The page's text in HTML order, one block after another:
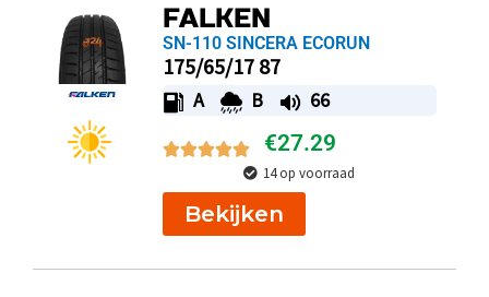
FALKEN
SN-110 SINCERA ECORUN
175/65/17 87
A B 66
€27.29
14 op voorraad
Bekijken